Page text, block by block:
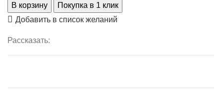
В корзину
Покупка в 1 клик
Добавить в список желаний
Рассказать: